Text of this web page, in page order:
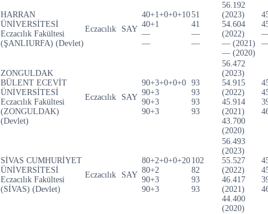
HARRAN
ÜNİVERSİTESİ
Eczacılık Fakültesi
(ŞANLIURFA) (Devlet)
Eczacılık SAY
40+1+0+0+10
40+1
—
—
51
41
—
—
56.192
(2023)
54.604
(2022)
— (2021)
— (2020)
ZONGULDAK
BÜLENT ECEVİT
ÜNİVERSİTESİ
Eczacılık Fakültesi
(ZONGULDAK)
(Devlet)
Eczacılık SAY
90+3+0+0+0
90+3
90+3
90+3
93
93
93
93
56.472
(2023)
54.915
(2022)
45.914
(2021)
43.700
(2020)
SİVAS CUMHURİYET
ÜNİVERSİTESİ
Eczacılık Fakültesi
(SİVAS) (Devlet)
Eczacılık SAY
80+2+0+0+20
80+2
90+3
90+3
102
82
93
93
56.493
(2023)
55.527
(2022)
46.417
(2021)
44.400
(2020)